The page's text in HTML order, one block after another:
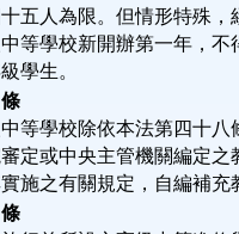
五人為限。但情形特殊，
等學校新開辦第一年，
學生。
等學校除依本法第四十
定或中央主管機關編定
施之有關規定，自編補充